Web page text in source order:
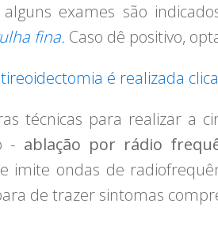
exames são
fina. Caso dê positivo,
é realizada
técnicas para realizar a
- ablação por rádio
imite ondas de
de trazer sintomas